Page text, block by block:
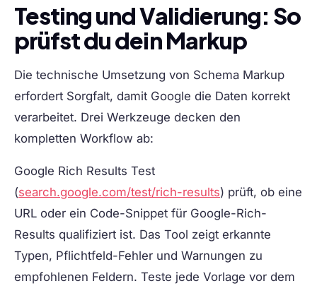
Testing und Validierung: So
prüfst du dein Markup
Die technische Umsetzung von Schema Markup
erfordert Sorgfalt, damit Google die Daten korrekt
verarbeitet. Drei Werkzeuge decken den
kompletten Workflow ab:
Google Rich Results Test
(search.google.com/test/rich-results) prüft, ob eine
URL oder ein Code-Snippet für Google-Rich-
Results qualifiziert ist. Das Tool zeigt erkannte
Typen, Pflichtfeld-Fehler und Warnungen zu
empfohlenen Feldern. Teste jede Vorlage vor dem